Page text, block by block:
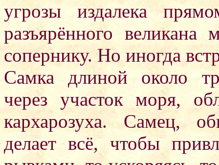
угрозы издалека
разъярённого великана
сопернику. Но иногда
Самка длиной около
через участок моря,
кархарозуха. Самец,
делает всё, чтобы